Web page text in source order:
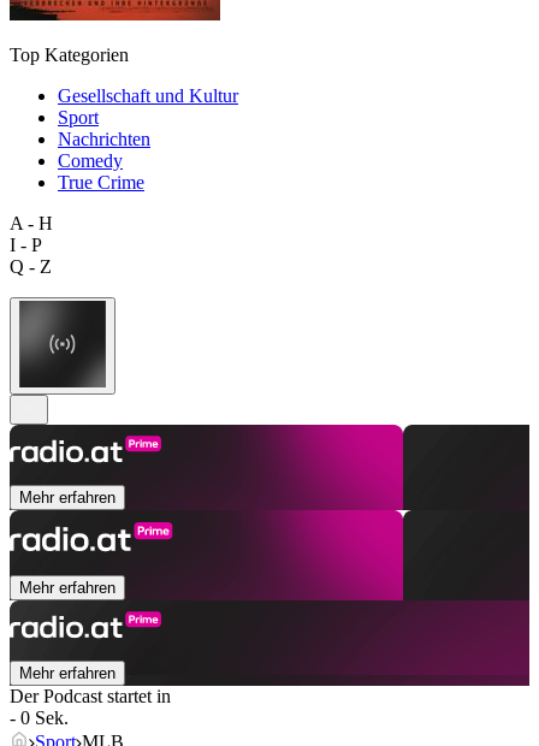
Top Kategorien
Gesellschaft und Kultur
Sport
Nachrichten
Comedy
True Crime
A - H
I - P
Q - Z
Mehr erfahren
Mehr erfahren
Mehr erfahren
Der Podcast startet in
- 0 Sek.